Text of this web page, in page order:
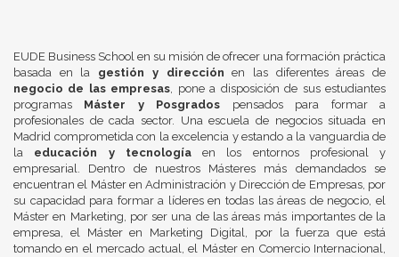
EUDE Business School en su misión de ofrecer una formación práctica
basada en la gestión y dirección en las diferentes áreas de
negocio de las empresas, pone a disposición de sus estudiantes
programas Máster y Posgrados pensados para formar a
profesionales de cada sector. Una escuela de negocios situada en
Madrid comprometida con la excelencia y estando a la vanguardia de
la educación y tecnologíaen los entornos profesional y
empresarial. Dentro de nuestros Másteres más demandados se
encuentran el Máster en Administración y Dirección de Empresas, por
su capacidad para formar a líderes en todas las áreas de negocio, el
Máster en Marketing, por ser una de las áreas más importantes de la
empresa, el Máster en Marketing Digital, por la fuerza que está
tomando en el mercado actual, el Máster en Comercio Internacional,